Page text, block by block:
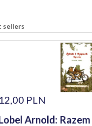
sellers
12,00 PLN
Arnold: Razem